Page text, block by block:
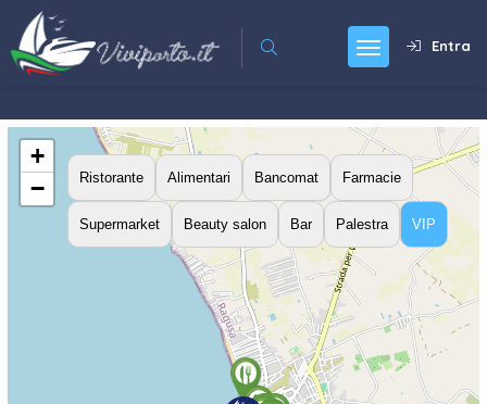
Entra
Ristorante Alimentari Bancomat Farmacie
Supermarket Beauty salon Bar Palestra VIP
+
−